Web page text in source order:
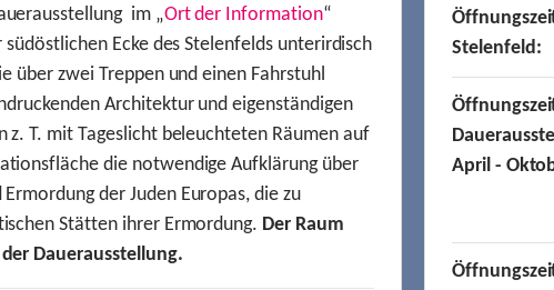
im „Ort der Information“
Ecke des Stelenfelds unterirdisch
über zwei Treppen und einen Fahrstuhl
Architektur und eigenständigen
z. T. mit Tageslicht beleuchteten Räumen auf
die notwendige Aufklärung über
der Juden Europas, die zu
Stätten ihrer Ermordung. Der Raum
Dauerausstellung.
Stelenfeld:
April -